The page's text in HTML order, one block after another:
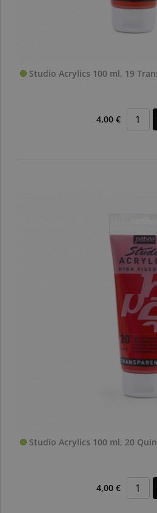
Studio Acrylics 100 ml, 19
4,00 €
Studio Acrylics 100 ml, 20
4,00 €